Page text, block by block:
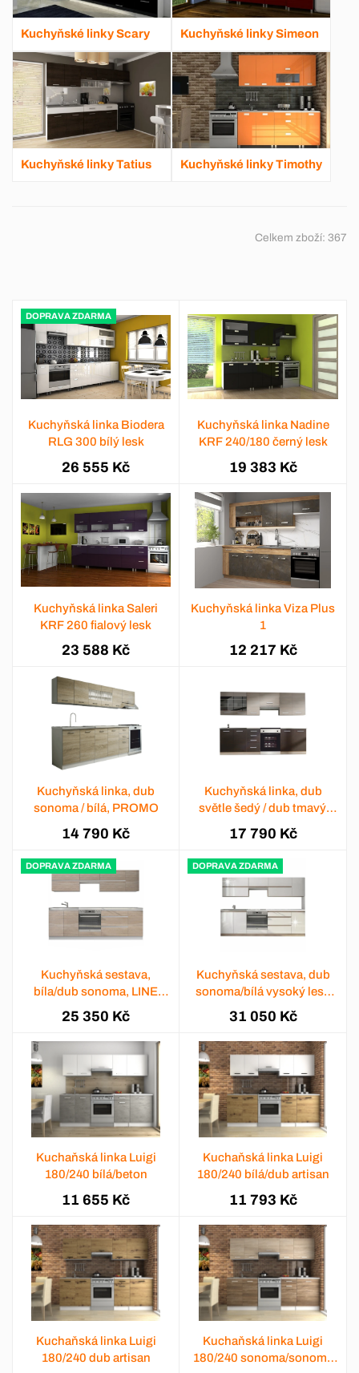
Kuchyňské linky Scary Kuchyňské linky Simeon
Kuchyňské linky Tatius Kuchyňské linky Timothy
Celkem zboží: 367
DOPRAVA ZDARMA
Kuchyňská linka Biodera
RLG 300 bílý lesk
26 555 Kč
Kuchyňská linka Nadine
KRF 240/180 černý lesk
19 383 Kč
Kuchyňská linka Saleri
KRF 260 fialový lesk
23 588 Kč
Kuchyňská linka Viza Plus
1
12 217 Kč
Kuchyňská linka, dub
sonoma / bílá, PROMO
14 790 Kč
Kuchyňská linka, dub
světle šedý / dub tmavý,
KLANTON
17 790 Kč
DOPRAVA ZDARMA
Kuchyňská sestava,
bíla/dub sonoma, LINE
NEW
25 350 Kč
DOPRAVA ZDARMA
Kuchyňská sestava, dub
sonoma/bílá vysoký lesk
HG, LINE NEW
31 050 Kč
Kuchaňská linka Luigi
180/240 bílá/beton
11 655 Kč
Kuchaňská linka Luigi
180/240 bílá/dub artisan
11 793 Kč
Kuchaňská linka Luigi
180/240 dub artisan
Kuchaňská linka Luigi
180/240 sonoma/sonoma